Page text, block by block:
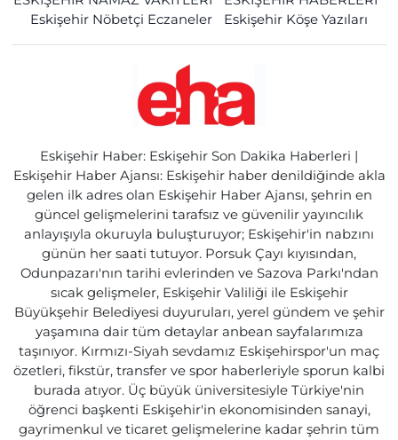
Eskişehir Nöbetçi Eczaneler
Eskişehir Köşe Yazıları
Eskişehir Haber: Eskişehir Son Dakika Haberleri |
Eskişehir Haber Ajansı: Eskişehir haber denildiğinde akla
gelen ilk adres olan Eskişehir Haber Ajansı, şehrin en
güncel gelişmelerini tarafsız ve güvenilir yayıncılık
anlayışıyla okuruyla buluşturuyor; Eskişehir'in nabzını
günün her saati tutuyor. Porsuk Çayı kıyısından,
Odunpazarı'nın tarihi evlerinden ve Sazova Parkı'ndan
sıcak gelişmeler, Eskişehir Valiliği ile Eskişehir
Büyükşehir Belediyesi duyuruları, yerel gündem ve şehir
yaşamına dair tüm detaylar anbean sayfalarımıza
taşınıyor. Kırmızı-Siyah sevdamız Eskişehirspor'un maç
özetleri, fikstür, transfer ve spor haberleriyle sporun kalbi
burada atıyor. Üç büyük üniversitesiyle Türkiye'nin
öğrenci başkenti Eskişehir'in ekonomisinden sanayi,
gayrimenkul ve ticaret gelişmelerine kadar şehrin tüm